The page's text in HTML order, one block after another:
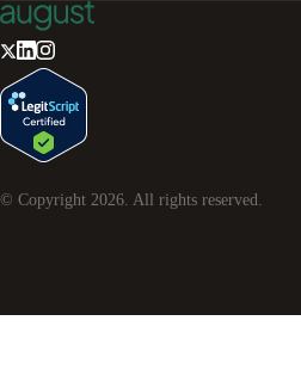
© Copyright 2026 . All rights reserved.